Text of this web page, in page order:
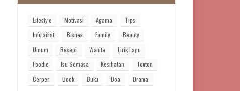
Lifestyle Motivasi Agama
Tips
Info sihat
Bisnes Family
Beauty
Umum
Resepi Wanita
Lirik Lagu
Foodie
Isu Semasa Kesihatan
Tonton
Cerpen
Book Buku Doa Drama